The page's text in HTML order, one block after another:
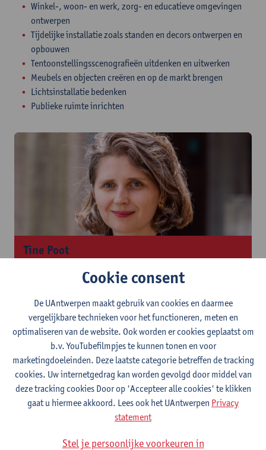
Winkel-, woon- en werk, zorg- en educatieve omgevingen
ontwerpen
Tijdelijke installatie zoals standen en decors ontwerpen en
opbouwen
Tentoonstellingsscenografieën uitdenken en uitwerken
Meubels en objecten creëren en op de markt brengen
Lichtsinstallatie bedenken
Publieke ruimte inrichten
Tine Poot
gebouwde omgeving werd voor mij een kruispunt van
landschapsarchitectuur — die samen een rijk palet aan
perspectieven boden.
Cookie consent
De UAntwerpen maakt gebruik van cookies en daarmee
vergelijkbare technieken voor het functioneren, meten en
optimaliseren van de website. Ook worden er cookies geplaatst om
b.v. YouTubefilmpjes te kunnen tonen en voor
marketingdoeleinden. Deze laatste categorie betreffen de tracking
cookies. Uw internetgedrag kan worden gevolgd door middel van
deze tracking cookies Door op 'Accepteer alle cookies' te klikken
gaat u hiermee akkoord. Lees ook het UAntwerpen Privacy
statement
Stel je persoonlijke voorkeuren in